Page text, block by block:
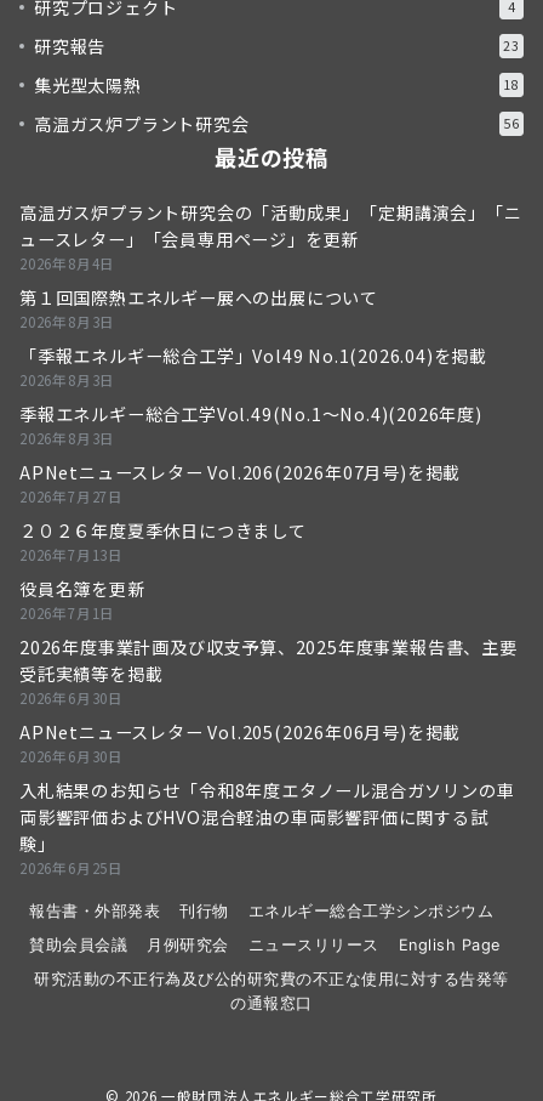
研究プロジェクト 4
研究報告 23
集光型太陽熱 18
高温ガス炉プラント研究会 56
最近の投稿
高温ガス炉プラント研究会の「活動成果」「定期講演会」「ニ
ュースレター」「会員専用ページ」を更新
2026年8月4日
第１回国際熱エネルギー展への出展について
2026年8月3日
「季報エネルギー総合工学」Vol49 No.1(2026.04)を掲載
2026年8月3日
季報エネルギー総合工学Vol.49(No.1～No.4)(2026年度)
2026年8月3日
APNetニュースレター Vol.206(2026年07月号)を掲載
2026年7月27日
２０２６年度夏季休日につきまして
2026年7月13日
役員名簿を更新
2026年7月1日
2026年度事業計画及び収支予算、2025年度事業報告書、主要
受託実績等を掲載
2026年6月30日
APNetニュースレター Vol.205(2026年06月号)を掲載
2026年6月30日
入札結果のお知らせ「令和8年度エタノール混合ガソリンの車
両影響評価およびHVO混合軽油の車両影響評価に関する試
験」
2026年6月25日
報告書・外部発表 刊行物
エネルギー総合工学シンポジウム
賛助会員会議
月例研究会 ニュースリリース
English Page
研究活動の不正行為及び公的研究費の不正な使用に対する告発等
の通報窓口
© 2026 一般財団法人エネルギー総合工学研究所